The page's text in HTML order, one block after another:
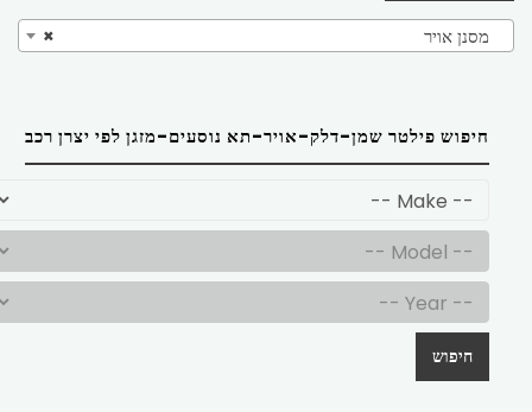
× מסנן אויר
חיפוש פילטר שמן-דלק-אויר-תא נוסעים-מזגן לפי יצרן רכב
חיפוש